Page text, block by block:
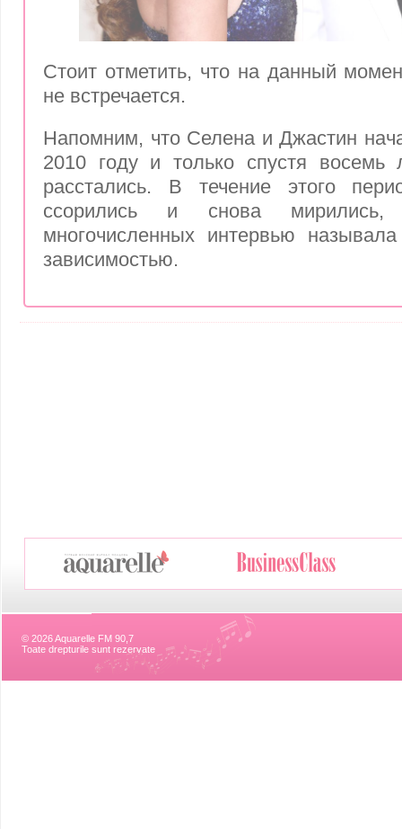
Стоит отметить, что на данный
не встречается.
Напомним, что Селена и Джастин
2010 году и только спустя восемь
расстались. В течение этого
ссорились и снова
многочисленных интервью
зависимостью.
© 2026 Aquarelle FM 90,7
Toate drepturile sunt rezervate